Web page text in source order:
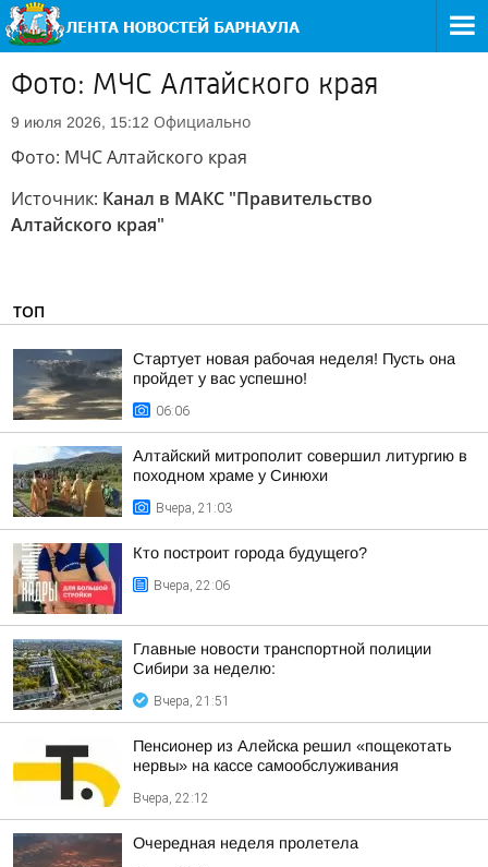
Фото: МЧС Алтайского края
9 июля 2026, 15:12 Официально
Фото: МЧС Алтайского края
Источник: Канал в МАКС "Правительство
Алтайского края"
ТОП
Стартует новая рабочая неделя! Пусть она
пройдет у вас успешно!
06:06
Алтайский митрополит совершил литургию в
походном храме у Синюхи
Вчера, 21:03
Кто построит города будущего?
Вчера, 22:06
Главные новости транспортной полиции
Сибири за неделю:
Вчера, 21:51
Пенсионер из Алейска решил «пощекотать
нервы» на кассе самообслуживания
Вчера, 22:12
Очередная неделя пролетела